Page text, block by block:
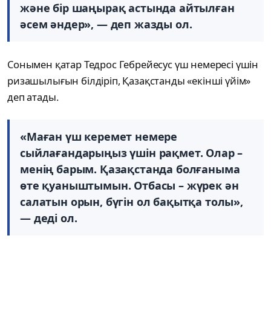
және бір шаңырақ астында айтылған
әсем әндер», — деп жазды ол.
Сонымен қатар Тедрос Гебрейесус үш немересі үшін
ризашылығын білдіріп, Қазақстанды «екінші үйім»
деп атады.
«Маған үш керемет немере
сыйлағандарыңыз үшін рақмет. Олар –
менің барым. Қазақстанда болғаныма
өте қуаныштымын. Отбасы – жүрек ән
салатын орын, бүгін ол бақытқа толы»,
— деді ол.